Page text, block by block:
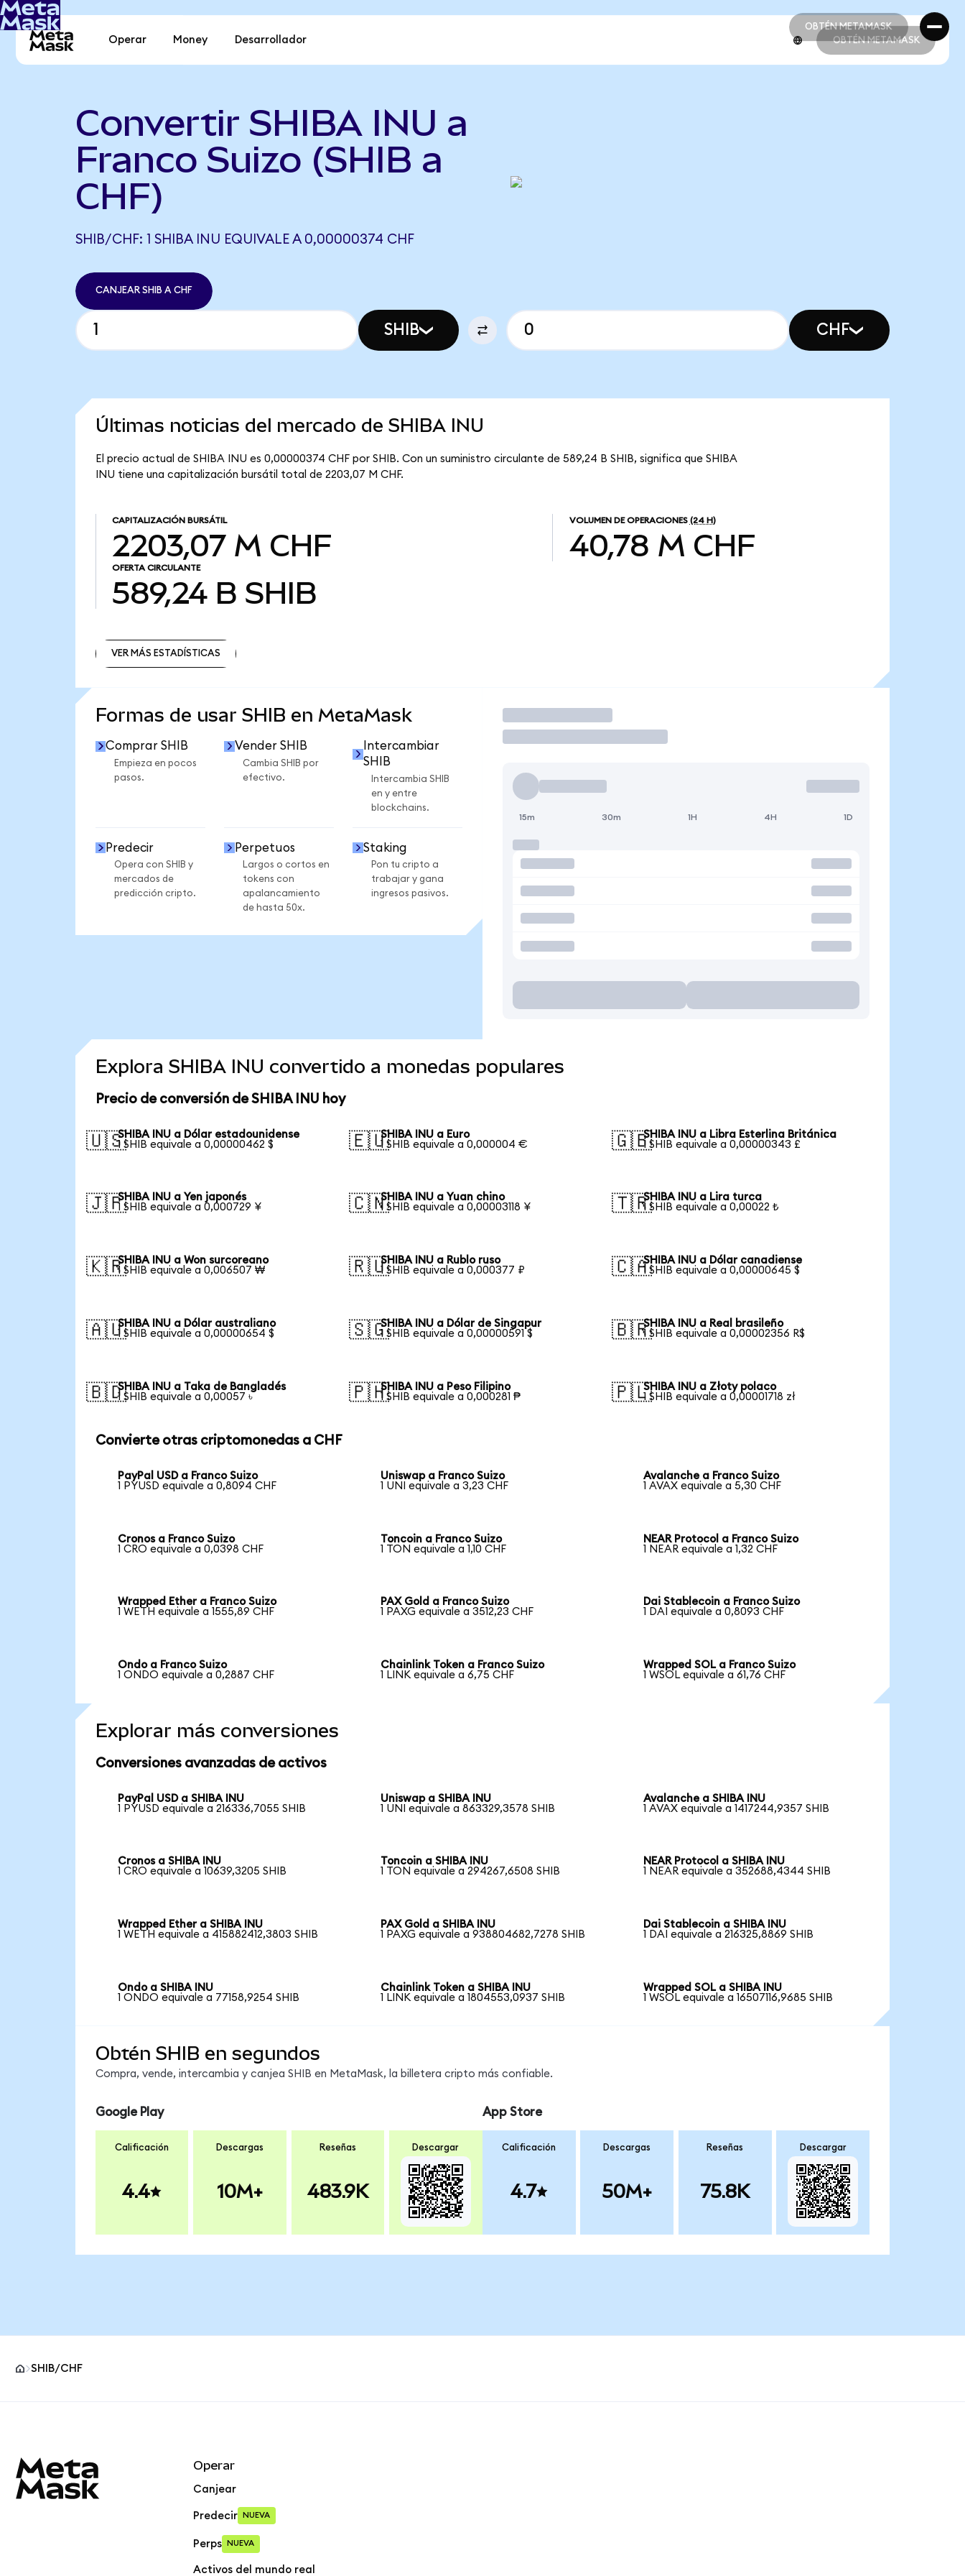
OBTÉN METAMASK
OBTÉN METAMASK
Operar Money Desarrollador OBTÉN METAMASK
Convertir SHIBA INU a
Franco Suizo (SHIB a
CHF)
SHIB/CHF: 1 SHIBA INU EQUIVALE A 0,00000374 CHF
CANJEAR SHIB A CHF
SHIB CHF
Últimas noticias del mercado de SHIBA INU
El precio actual de SHIBA INU es 0,00000374 CHF por SHIB. Con un suministro circulante de 589,24 B SHIB, significa que SHIBA
INU tiene una capitalización bursátil total de 2203,07 M CHF.
CAPITALIZACIÓN BURSÁTIL
2203,07 M CHF
VOLUMEN DE OPERACIONES (24 H)
40,78 M CHF
OFERTA CIRCULANTE
589,24 B SHIB
VER MÁS ESTADÍSTICAS
Formas de usar SHIB en MetaMask
Comprar SHIB
Empieza en pocos
pasos.
Vender SHIB
Cambia SHIB por
efectivo.
Intercambiar
SHIB
Intercambia SHIB
en y entre
blockchains.
Predecir
Opera con SHIB y
mercados de
predicción cripto.
Perpetuos
Largos o cortos en
tokens con
apalancamiento
de hasta 50x.
Staking
Pon tu cripto a
trabajar y gana
ingresos pasivos.
Operar
15m 30m 1H 4H 1D
Explora SHIBA INU convertido a monedas populares
Precio de conversión de SHIBA INU hoy
🇺🇸SHIBA INU a Dólar estadounidense
1 SHIB equivale a 0,00000462 $
🇪🇺SHIBA INU a Euro
1 SHIB equivale a 0,000004 €
🇬🇧SHIBA INU a Libra Esterlina Británica
1 SHIB equivale a 0,00000343 £
🇯🇵SHIBA INU a Yen japonés
1 SHIB equivale a 0,000729 ¥
🇨🇳SHIBA INU a Yuan chino
1 SHIB equivale a 0,00003118 ¥
🇹🇷SHIBA INU a Lira turca
1 SHIB equivale a 0,00022 ₺
🇰🇷SHIBA INU a Won surcoreano
1 SHIB equivale a 0,006507 ₩
🇷🇺SHIBA INU a Rublo ruso
1 SHIB equivale a 0,000377 ₽
🇨🇦SHIBA INU a Dólar canadiense
1 SHIB equivale a 0,00000645 $
🇦🇺SHIBA INU a Dólar australiano
1 SHIB equivale a 0,00000654 $
🇸🇬SHIBA INU a Dólar de Singapur
1 SHIB equivale a 0,00000591 $
🇧🇷SHIBA INU a Real brasileño
1 SHIB equivale a 0,00002356 R$
🇧🇩SHIBA INU a Taka de Bangladés
1 SHIB equivale a 0,00057 ৳
🇵🇭SHIBA INU a Peso Filipino
1 SHIB equivale a 0,000281 ₱
🇵🇱SHIBA INU a Złoty polaco
1 SHIB equivale a 0,00001718 zł
Convierte otras criptomonedas a CHF
PayPal USD a Franco Suizo
1 PYUSD equivale a 0,8094 CHF
Uniswap a Franco Suizo
1 UNI equivale a 3,23 CHF
Avalanche a Franco Suizo
1 AVAX equivale a 5,30 CHF
Cronos a Franco Suizo
1 CRO equivale a 0,0398 CHF
Toncoin a Franco Suizo
1 TON equivale a 1,10 CHF
NEAR Protocol a Franco Suizo
1 NEAR equivale a 1,32 CHF
Wrapped Ether a Franco Suizo
1 WETH equivale a 1555,89 CHF
PAX Gold a Franco Suizo
1 PAXG equivale a 3512,23 CHF
Dai Stablecoin a Franco Suizo
1 DAI equivale a 0,8093 CHF
Ondo a Franco Suizo
1 ONDO equivale a 0,2887 CHF
Chainlink Token a Franco Suizo
1 LINK equivale a 6,75 CHF
Wrapped SOL a Franco Suizo
1 WSOL equivale a 61,76 CHF
Explorar más conversiones
Conversiones avanzadas de activos
PayPal USD a SHIBA INU
1 PYUSD equivale a 216336,7055 SHIB
Uniswap a SHIBA INU
1 UNI equivale a 863329,3578 SHIB
Avalanche a SHIBA INU
1 AVAX equivale a 1417244,9357 SHIB
Cronos a SHIBA INU
1 CRO equivale a 10639,3205 SHIB
Toncoin a SHIBA INU
1 TON equivale a 294267,6508 SHIB
NEAR Protocol a SHIBA INU
1 NEAR equivale a 352688,4344 SHIB
Wrapped Ether a SHIBA INU
1 WETH equivale a 415882412,3803 SHIB
PAX Gold a SHIBA INU
1 PAXG equivale a 938804682,7278 SHIB
Dai Stablecoin a SHIBA INU
1 DAI equivale a 216325,8869 SHIB
Ondo a SHIBA INU
1 ONDO equivale a 77158,9254 SHIB
Chainlink Token a SHIBA INU
1 LINK equivale a 1804553,0937 SHIB
Wrapped SOL a SHIBA INU
1 WSOL equivale a 16507116,9685 SHIB
Obtén SHIB en segundos
Compra, vende, intercambia y canjea SHIB en MetaMask, la billetera cripto más confiable.
Google Play
Calificación
4.4
Descargas
10M+
Reseñas
483.9K
Descargar
App Store
Calificación
4.7
Descargas
50M+
Reseñas
75.8K
Descargar
SHIB/CHF
Operar
Canjear
Predecir NUEVA
Perps NUEVA
Activos del mundo real